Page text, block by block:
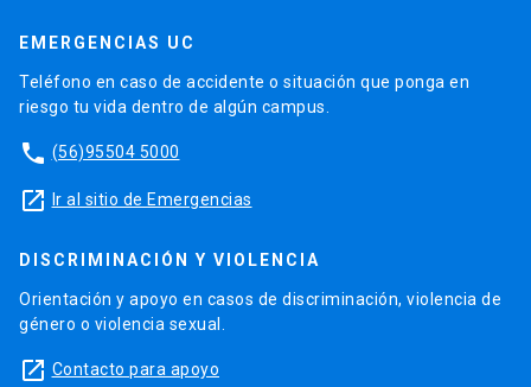
EMERGENCIAS UC
Teléfono en caso de accidente o situación que ponga en
riesgo tu vida dentro de algún campus.
phone (56)95504 5000
launch Ir al sitio de Emergencias
DISCRIMINACIÓN Y VIOLENCIA
Orientación y apoyo en casos de discriminación, violencia de
género o violencia sexual.
launch Contacto para apoyo